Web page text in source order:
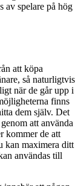
av spelare på hög
att köpa
så naturligtvis
när de går upp i
finns
dem själv. Det
att använda
kommer de att
kan maximera ditt
användas till